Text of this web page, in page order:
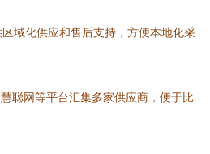
域化供应和售后支持，方便本地化采
聪网等平台汇集多家供应商，便于比